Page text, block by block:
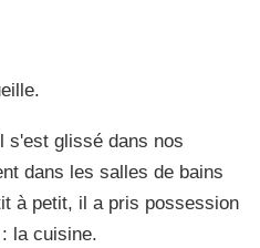
s'est glissé dans nos
dans les salles de bains
à petit, il a pris possession
la cuisine.